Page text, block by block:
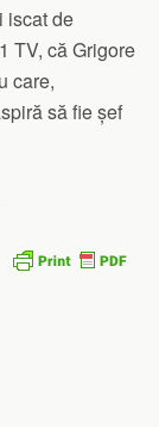
iscat de
TV, că Grigore
care,
să fie șef